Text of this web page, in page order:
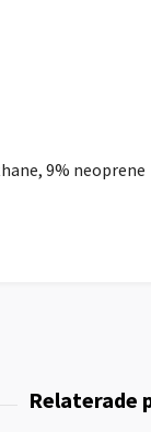
9% neoprene